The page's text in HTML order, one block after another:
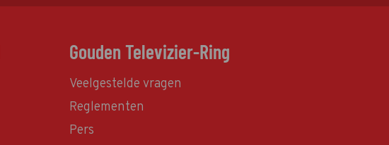
Gouden Televizier-Ring
Veelgestelde vragen
Reglementen
Pers